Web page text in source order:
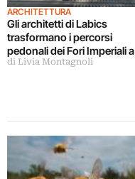
ARCHITETTURA
Gli architetti di Labics
trasformano i percorsi
pedonali dei Fori Imperiali a
Roma
di Livia Montagnoli